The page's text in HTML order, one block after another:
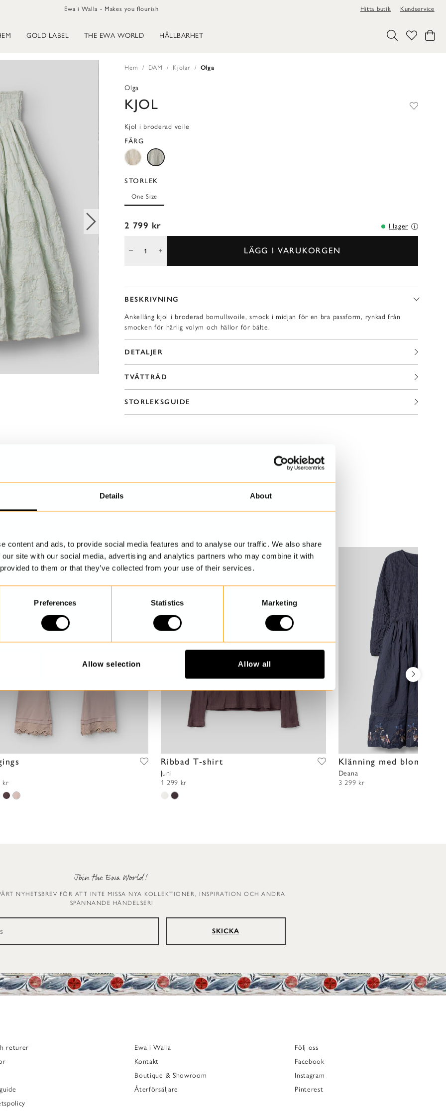
Details About
content and ads, to provide social media features and to analyse our traffic. We also share
site with our social media, advertising and analytics partners who may combine it with
to them or that they’ve collected from your use of their services.
Preferences Statistics Marketing
Allow selection Allow all
Ewa i Walla - Makes you flourish Hitta butik Kundservice
GOLD LABEL THE EWA WORLD HÅLLBARHET
Hem DAM Kjolar Olga
Olga
KJOL
Kjol i broderad voile
FÄRG
STORLEK
One Size
2 799 kr I lager
LÄGG I VARUKORGEN
BESKRIVNING
Ankellång kjol i broderad bomullsvoile, smock i midjan för en bra passform, rynkad från
smocken för härlig volym och hällor för bälte.
DETALJER
TVÄTTRÅD
STORLEKSGUIDE
kr
Ribbad T-shirt
Juni
1 299 kr
Klänning med blommor
Deana
3 299 kr
Join the Ewa World!
NYHETSBREV FÖR ATT INTE MISSA NYA KOLLEKTIONER, INSPIRATION OCH ANDRA
SPÄNNANDE HÄNDELSER!
SKICKA
returer
Ewa i Walla
Kontakt
Boutique & Showroom
Återförsäljare
Följ oss
Facebook
Instagram
Pinterest